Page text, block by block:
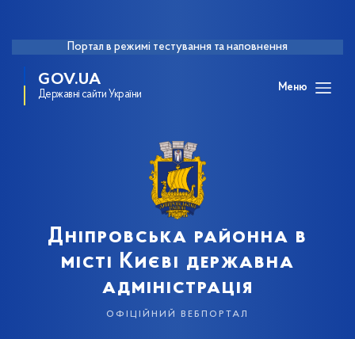
Портал в режимі тестування та наповнення
GOV.UA
Державні сайти України
Меню
Дніпровська районна в
місті Києві державна
адміністрація
офіційний вебпортал